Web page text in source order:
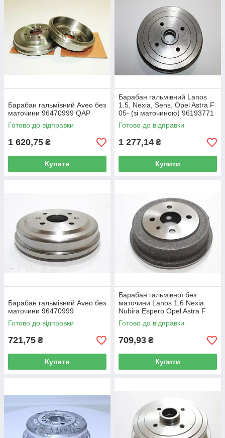
Барабан гальмівний Aveo без
маточини 96470999 QAP
Готово до відправки
1 620,75 ₴
Купити
Барабан гальмівний Lanos
1.5, Nexia, Sens, Opel Astra F
05- (зі маточиною) 96193771
Готово до відправки
1 277,14 ₴
Купити
Барабан гальмівний Aveo без
маточини 96470999
Готово до відправки
721,75 ₴
Купити
Барабан гальмівної без
маточини Lanos 1.6 Nexia
Nubira Espero Opel Astra F
Kadet Vectra A 96175281 AT
5281-200DB
Готово до відправки
709,93 ₴
Купити